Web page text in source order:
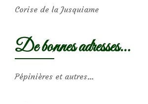
Corise de la Jusquiame
De bonnes adresses…
Pépinières et autres…